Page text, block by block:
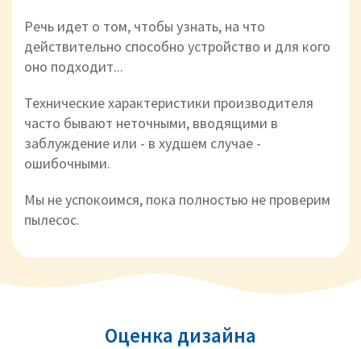
Речь идет о том, чтобы узнать, на что
действительно способно устройство и для кого
оно подходит...
Технические характеристики производителя
часто бывают неточными, вводящими в
заблуждение или - в худшем случае -
ошибочными.
Мы не успокоимся, пока полностью не проверим
пылесос.
Оценка дизайна